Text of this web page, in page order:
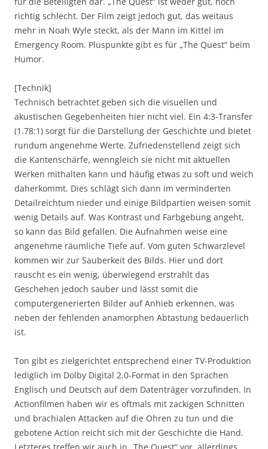
richtig schlecht. Der Film zeigt jedoch gut, das weitaus
mehr in Noah Wyle steckt, als der Mann im Kittel im
Emergency Room. Pluspunkte gibt es für „The Quest“ beim
Humor.
[Technik]
Technisch betrachtet geben sich die visuellen und
akustischen Gegebenheiten hier nicht viel. Ein 4:3-Transfer
(1.78:1) sorgt für die Darstellung der Geschichte und bietet
rundum angenehme Werte. Zufriedenstellend zeigt sich
die Kantenschärfe, wenngleich sie nicht mit aktuellen
Werken mithalten kann und häufig etwas zu soft und weich
daherkommt. Dies schlägt sich dann im verminderten
Detailreichtum nieder und einige Bildpartien weisen somit
wenig Details auf. Was Kontrast und Farbgebung angeht,
so kann das Bild gefallen. Die Aufnahmen weise eine
angenehme räumliche Tiefe auf. Vom guten Schwarzlevel
kommen wir zur Sauberkeit des Bilds. Hier und dort
rauscht es ein wenig, überwiegend erstrahlt das
Geschehen jedoch sauber und lässt somit die
computergenerierten Bilder auf Anhieb erkennen, was
neben der fehlenden anamorphen Abtastung bedauerlich
ist.
Ton gibt es zielgerichtet entsprechend einer TV-Produktion
lediglich im Dolby Digital 2.0-Format in den Sprachen
Englisch und Deutsch auf dem Datenträger vorzufinden. In
Actionfilmen haben wir es oftmals mit zackigen Schnitten
und brachialen Attacken auf die Ohren zu tun und die
gebotene Action reicht sich mit der Geschichte die Hand.